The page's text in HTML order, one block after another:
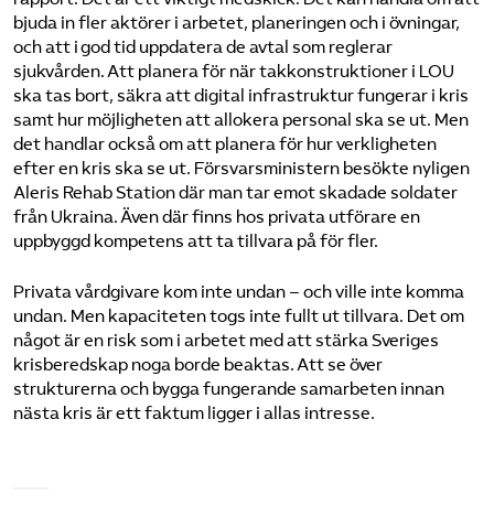
bjuda in fler aktörer i arbetet, planeringen och i övningar,
och att i god tid uppdatera de avtal som reglerar
sjukvården. Att planera för när takkonstruktioner i LOU
ska tas bort, säkra att digital infrastruktur fungerar i kris
samt hur möjligheten att allokera personal ska se ut. Men
det handlar också om att planera för hur verkligheten
efter en kris ska se ut. Försvarsministern besökte nyligen
Aleris Rehab Station där man tar emot skadade soldater
från Ukraina. Även där finns hos privata utförare en
uppbyggd kompetens att ta tillvara på för fler.
Privata vårdgivare kom inte undan – och ville inte komma
undan. Men kapaciteten togs inte fullt ut tillvara. Det om
något är en risk som i arbetet med att stärka Sveriges
krisberedskap noga borde beaktas. Att se över
strukturerna och bygga fungerande samarbeten innan
nästa kris är ett faktum ligger i allas intresse.